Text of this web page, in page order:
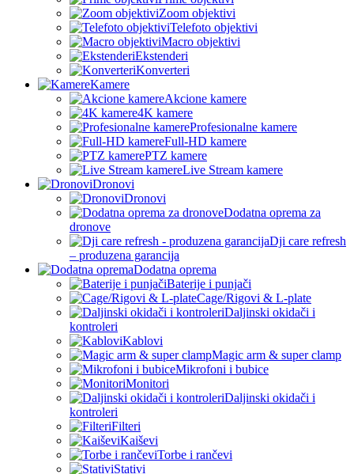
Zoom objektivi
Telefoto objektivi
Macro objektivi
Ekstenderi
Konverteri
Kamere
Akcione kamere
4K kamere
Profesionalne kamere
Full-HD kamere
PTZ kamere
Live Stream kamere
Dronovi
Dronovi
Dodatna oprema za
dronove
Dji care refresh
– produzena garancija
Dodatna oprema
Baterije i punjači
Cage/Rigovi & L-plate
Daljinski okidači i
kontroleri
Kablovi
Magic arm & super clamp
Mikrofoni i bubice
Monitori
Daljinski okidači i
kontroleri
Filteri
Kaiševi
Torbe i rančevi
Stativi